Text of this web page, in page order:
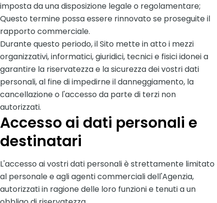
imposta da una disposizione legale o regolamentare;
Questo termine possa essere rinnovato se proseguite il
rapporto commerciale.
Durante questo periodo, il Sito mette in atto i mezzi
organizzativi, informatici, giuridici, tecnici e fisici idonei a
garantire la riservatezza e la sicurezza dei vostri dati
personali, al fine di impedirne il danneggiamento, la
cancellazione o l'accesso da parte di terzi non
autorizzati.
Accesso ai dati personali e
destinatari
L'accesso ai vostri dati personali è strettamente limitato
al personale e agli agenti commerciali dell'Agenzia,
autorizzati in ragione delle loro funzioni e tenuti a un